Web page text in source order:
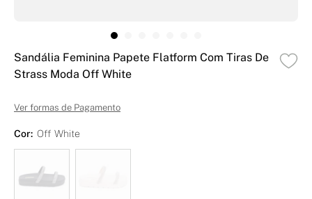
Sandália Feminina Papete Flatform Com Tiras De
Strass Moda Off White
Ver formas de Pagamento
Cor: Off White